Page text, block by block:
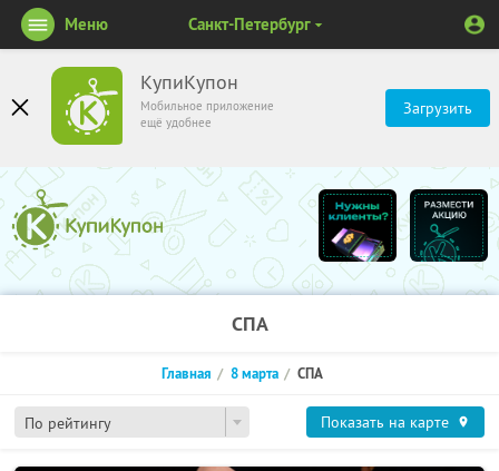
КупиКупон
Мобильное приложение
ещё удобнее
Загрузить
Меню Санкт-Петербург
СПА
По рейтингу
Главная 8 марта СПА
Показать на карте